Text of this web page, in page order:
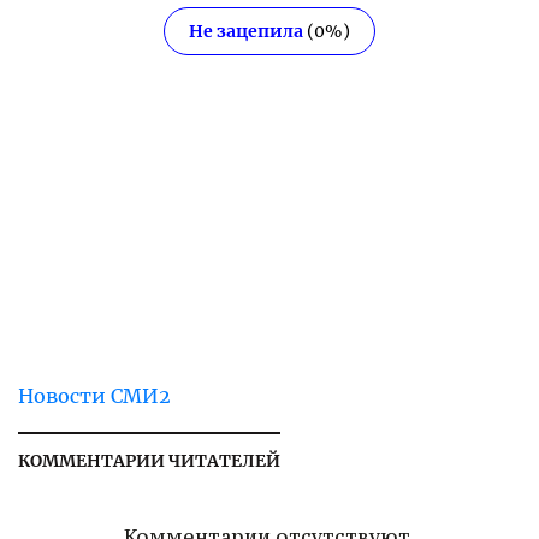
Не зацепила (0%)
Новости СМИ2
КОММЕНТАРИИ ЧИТАТЕЛЕЙ